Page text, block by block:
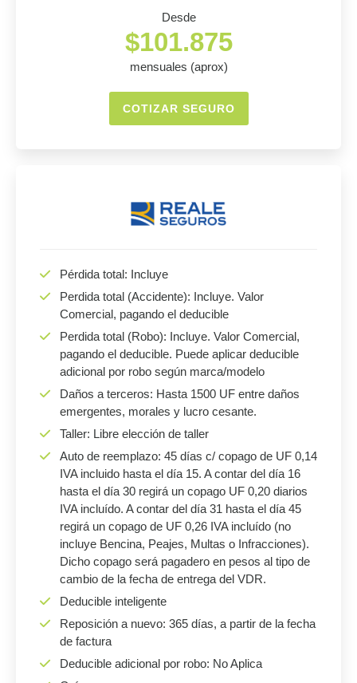
Desde
$101.875
mensuales (aprox)
COTIZAR SEGURO
Pérdida total: Incluye
Perdida total (Accidente): Incluye. Valor
Comercial, pagando el deducible
Perdida total (Robo): Incluye. Valor Comercial,
pagando el deducible. Puede aplicar deducible
adicional por robo según marca/modelo
Daños a terceros: Hasta 1500 UF entre daños
emergentes, morales y lucro cesante.
Taller: Libre elección de taller
Auto de reemplazo: 45 días c/ copago de UF 0,14
IVA incluido hasta el día 15. A contar del día 16
hasta el día 30 regirá un copago UF 0,20 diarios
IVA incluído. A contar del día 31 hasta el día 45
regirá un copago de UF 0,26 IVA incluído (no
incluye Bencina, Peajes, Multas o Infracciones).
Dicho copago será pagadero en pesos al tipo de
cambio de la fecha de entrega del VDR.
Deducible inteligente
Reposición a nuevo: 365 días, a partir de la fecha
de factura
Deducible adicional por robo: No Aplica